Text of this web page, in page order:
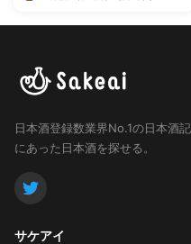
日本酒登録数業界No.1の日本酒記
にあった日本酒を探せる。
サケアイ